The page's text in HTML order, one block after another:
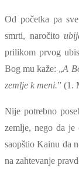
Od početka pa
smrti, naročito
prilikom prvog
Bog mu kaže: „A
zemlje k meni.” (1.
Nije potrebno
zemlje, nego da
saopštio Kainu da
na zahtevanje